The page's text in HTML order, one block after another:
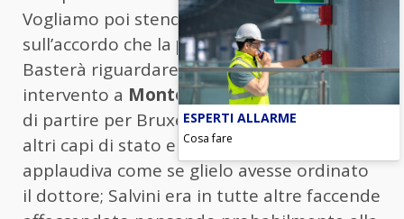
Vogliamo poi stendere un velo pietoso
sull’accordo che la premierha con i vice?
Basterà riguardare il filmato del suo
intervento a Montecitorioil giorno prima
di partire per Bruxelles all’incontro con gli
altri capi di stato e di governo. Tajani
applaudiva come se glielo avesse ordinato
il dottore; Salvini era in tutte altre faccende
ESPERTI ALLARME
Cosa fare